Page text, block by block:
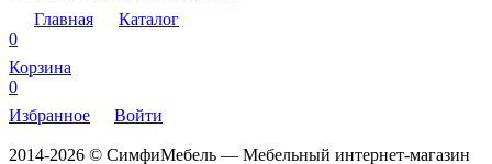
Главная
Каталог
0
Корзина
0
Избранное
Войти
2014-2026 © СимфиМебель — Мебельный интернет-магазин